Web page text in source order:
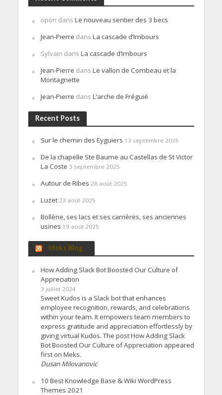
opon dans Le nouveau sentier des 3 becs
Jean-Pierre dans La cascade d’Imbours
Sylvain dans La cascade d’Imbours
Jean-Pierre dans Le vallon de Combeau et la
Montagnette
Jean-Pierre dans L’arche de Fréguié
Recent Posts
Sur le chemin des Eyguiers 13 septembre 2025
De la chapelle Ste Baume au Castellas de St Victor
La Coste 3 septembre 2025
Autour de Ribes 28 août 2025
Luzet 23 août 2025
Bollène, ses lacs et ses carrières, ses anciennes
usines 19 août 2025
Meks Blog
How Adding Slack Bot Boosted Our Culture of
Appreciation
3 juillet 2024
Sweet Kudos is a Slack bot that enhances
employee recognition, rewards, and celebrations
within your team. It empowers team members to
express gratitude and appreciation effortlessly by
giving virtual Kudos. The post How Adding Slack
Bot Boosted Our Culture of Appreciation appeared
first on Meks.
Dusan Milovanovic
10 Best Knowledge Base & Wiki WordPress
Themes 2021